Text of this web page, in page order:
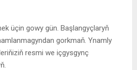
üçin gowy gün. Başlangyçlaryň
gorkmaň. Ynamly
resmi we içgysgynç